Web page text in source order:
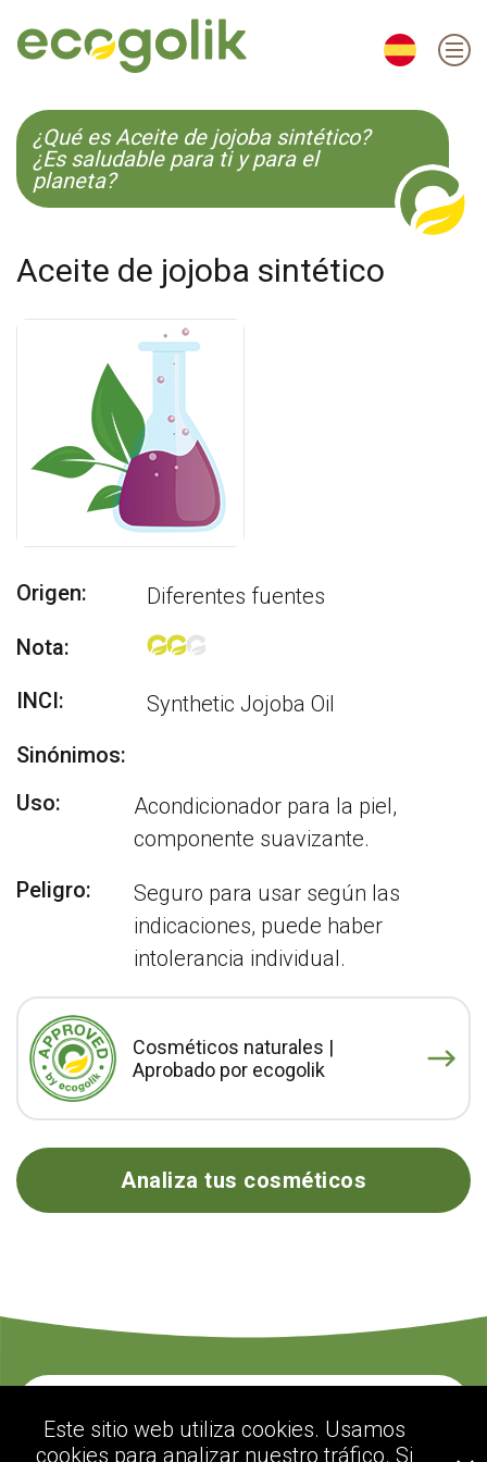
EN ES CS KO
¿Qué es Aceite de jojoba sintético?
¿Es saludable para ti y para el
planeta?
Aceite de jojoba sintético
Origen:
Diferentes fuentes
Nota:
INCI:
Synthetic Jojoba Oil
Sinónimos:
Uso:
Acondicionador para la piel,
componente suavizante.
Peligro:
Seguro para usar según las
indicaciones, puede haber
intolerancia individual.
Cosméticos naturales |
Aprobado por ecogolik
Analiza tus cosméticos
Este sitio web utiliza cookies. Usamos
cookies para analizar nuestro tráfico. Si